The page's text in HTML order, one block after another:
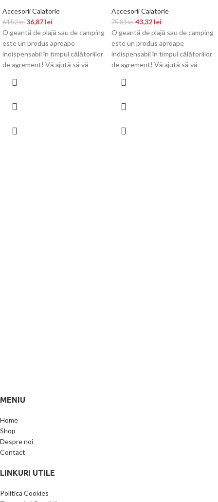
Accesorii Calatorie
64,52lei 36,87 lei
O geantă de plajă sau de camping
este un produs aproape
indispensabil în timpul călătoriilor
de agrement! Vă ajută să vă
Accesorii Calatorie
75,81lei 43,32 lei
O geantă de plajă sau de camping
este un produs aproape
indispensabil în timpul călătoriilor
de agrement! Vă ajută să vă
MENIU
Home
Shop
Despre noi
Contact
LINKURI UTILE
Politica Cookies